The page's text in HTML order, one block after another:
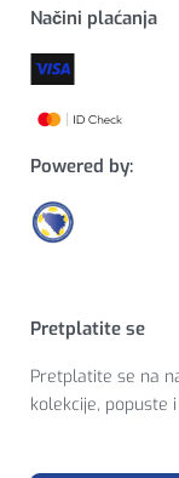
Načini plaćanja
Powered by:
Pretplatite se
Pretplatite se na
kolekcije, popuste